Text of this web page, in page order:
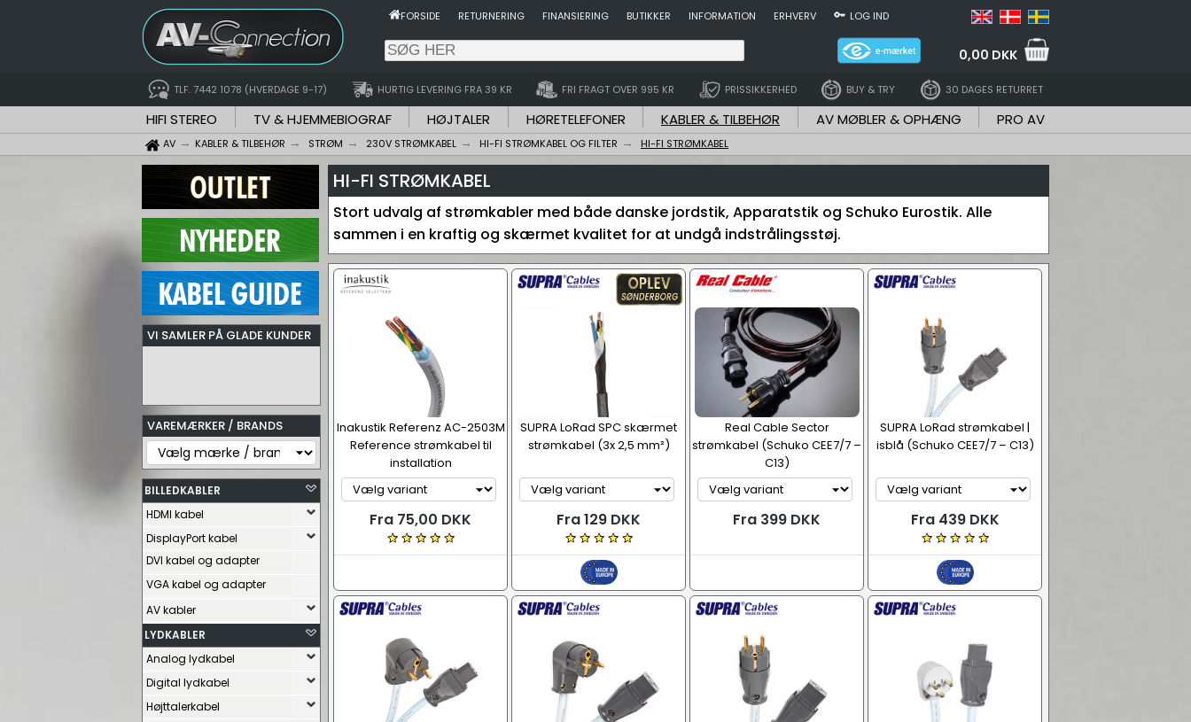
FORSIDE RETURNERING FINANSIERING BUTIKKER INFORMATION ERHVERV LOG IND
0,00 DKK
TLF. 7442 1078 (HVERDAGE 9-17) HURTIG LEVERING FRA 39 KR FRI FRAGT OVER 995 KR PRISSIKKERHED BUY & TRY 30 DAGES RETURRET
HIFI STEREO TV & HJEMMEBIOGRAF HØJTALER HØRETELEFONER KABLER & TILBEHØR AV MØBLER & OPHÆNG PRO AV
AV KABLER & TILBEHØR STRØM 230V STRØMKABEL HI-FI STRØMKABEL OG FILTER HI-FI STRØMKABEL
VI SAMLER PÅ GLADE KUNDER
VAREMÆRKER / BRANDS
BILLEDKABLER
HDMI kabel
DisplayPort kabel
DVI kabel og adapter
VGA kabel og adapter
AV kabler
LYDKABLER
Analog lydkabel
Digital lydkabel
Højttalerkabel
HI-FI STRØMKABEL
Stort udvalg af strømkabler med både danske jordstik, Apparatstik og Schuko Eurostik. Alle
sammen i en kraftig og skærmet kvalitet for at undgå indstrålingsstøj.
Inakustik Referenz AC-2503M
Reference strømkabel til
installation
Fra 75,00 DKK
SUPRA LoRad SPC skærmet
strømkabel (3x 2,5 mm²)
Fra 129 DKK
Real Cable Sector
strømkabel (Schuko CEE7/7 –
C13)
Fra 399 DKK
SUPRA LoRad strømkabel |
isblå (Schuko CEE7/7 – C13)
Fra 439 DKK